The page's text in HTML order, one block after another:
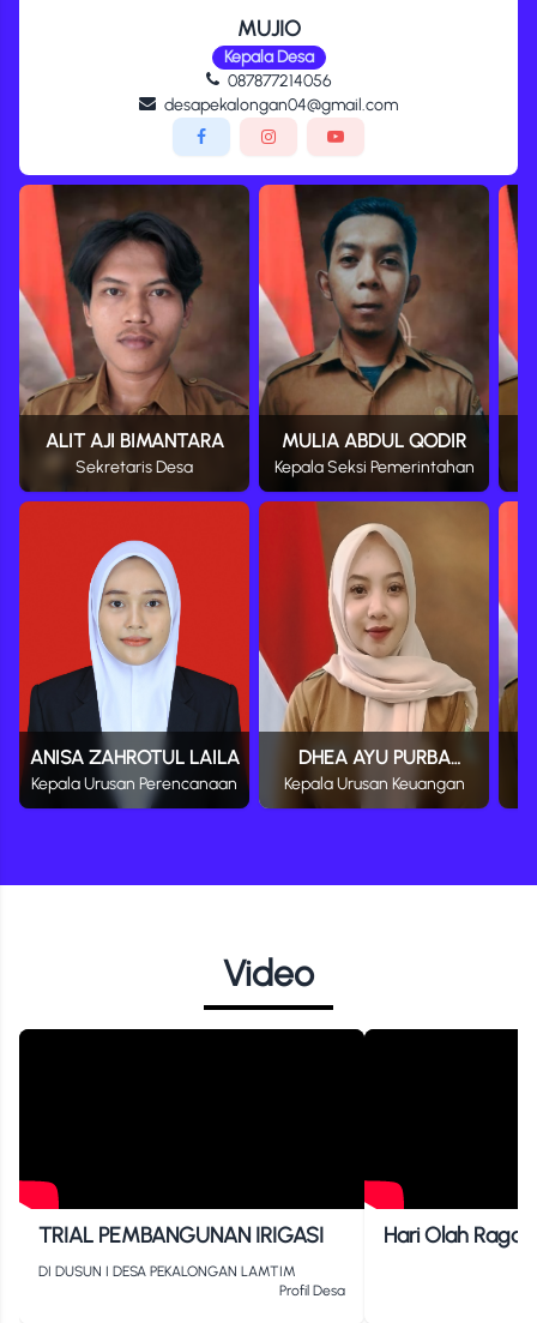
MUJIO
Kepala Desa
087877214056
desapekalongan04@gmail.com
ALIT AJI BIMANTARA
Sekretaris Desa
MULIA ABDUL QODIR
Kepala Seksi Pemerintahan
ANISA ZAHROTUL LAILA
Kepala Urusan Perencanaan
DHEA AYU PURBA
LARAS
Kepala Urusan Keuangan
Video
TRIAL PEMBANGUNAN IRIGASI
DI DUSUN I DESA PEKALONGAN LAMTIM
Profil Desa
Hari Olah Raga